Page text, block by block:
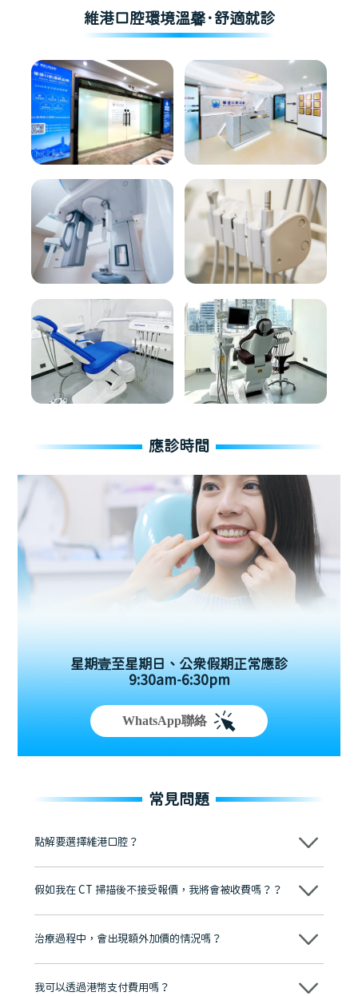
維港口腔環境溫馨·舒適就診
應診時間
星期壹至星期日、公眾假期正常應診
9:30am-6:30pm
WhatsApp聯絡
常見問題
點解要選擇維港口腔？
維港口腔踐行「醫道濟世」的大學校訓，各分院匯聚來自香港、內地的
牌」、「2025香港企業領袖品牌」，是諾貝爾種植系統全球放心植牙中
至今已服務超過三十個國家和地區的顧客，受到粵港澳大灣區及周邊城
市市民極高的口碑評價及信任推薦 珠海、深圳設有八大分院，香港亦設
有咨詢及服務保障中心，有任何問題都可以隨時預約免費咨詢，讓人十
假如我在 CT 掃描後不接受報價，我將會被收費嗎？？
不會！只要未開始實際服務之前，你不會被收取任何費用。
治療過程中，會出現額外加價的情況嗎？
不會，治療前我們會詳細說明治療方案及對應的價錢，顧客同意並簽字
我可以透過港幣支付費用嗎？